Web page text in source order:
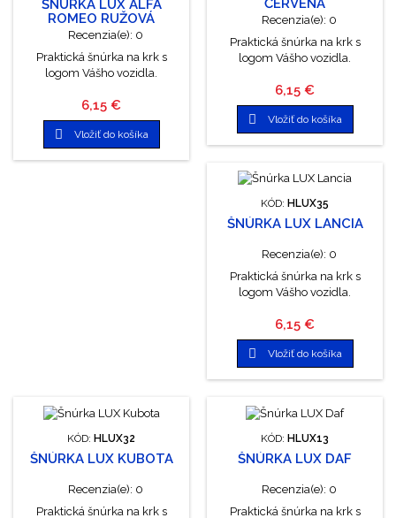
ŠNÚRKA LUX ALFA
ROMEO RUŽOVÁ
Recenzia(e): 0
Praktická šnúrka na krk s
logom Vášho vozidla.
Cena
6,15 €
 Vložiť do košíka
Recenzia(e): 0
Praktická šnúrka na krk s
logom Vášho vozidla.
Cena
6,15 €
 Vložiť do košíka
KÓD: HLUX35
ŠNÚRKA LUX LANCIA
Recenzia(e): 0
Praktická šnúrka na krk s
logom Vášho vozidla.
Cena
6,15 €
 Vložiť do košíka
KÓD: HLUX32
ŠNÚRKA LUX KUBOTA
Recenzia(e): 0
Praktická šnúrka na krk s
KÓD: HLUX13
ŠNÚRKA LUX DAF
Recenzia(e): 0
Praktická šnúrka na krk s